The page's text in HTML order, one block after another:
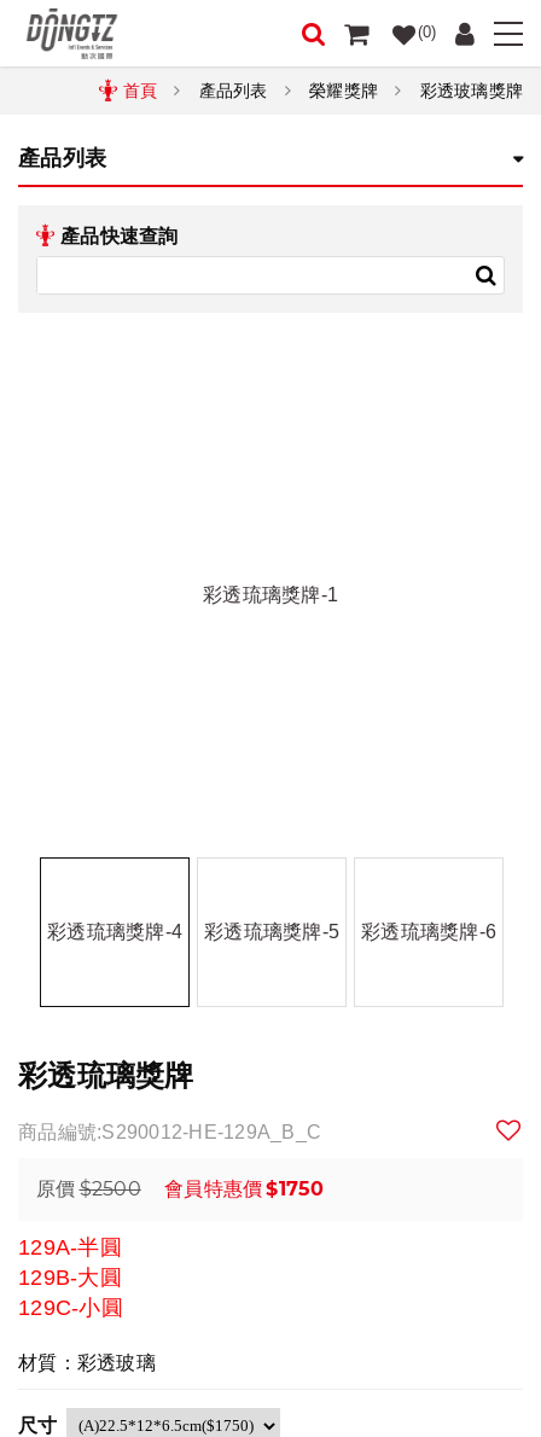
(0)
首頁 產品列表 榮耀獎牌 彩透玻璃獎牌
產品列表
產品快速查詢
彩透琉璃獎牌
商品編號:S290012-HE-129A_B_C
原價 $2500 會員特惠價$1750
129A-半圓
129B-大圓
129C-小圓
材質：彩透玻璃
尺寸